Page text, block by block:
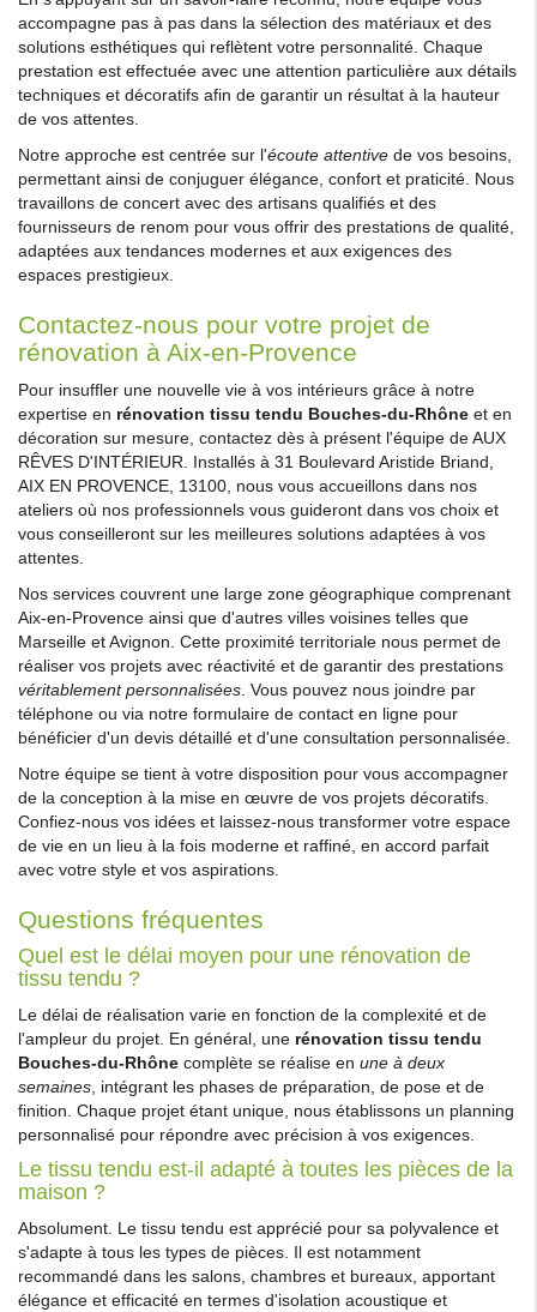
accompagne pas à pas dans la sélection des matériaux et des
solutions esthétiques qui reflètent votre personnalité. Chaque
prestation est effectuée avec une attention particulière aux détails
techniques et décoratifs afin de garantir un résultat à la hauteur
de vos attentes.
Notre approche est centrée sur l'écoute attentive de vos besoins,
permettant ainsi de conjuguer élégance, confort et praticité. Nous
travaillons de concert avec des artisans qualifiés et des
fournisseurs de renom pour vous offrir des prestations de qualité,
adaptées aux tendances modernes et aux exigences des
espaces prestigieux.
Contactez-nous pour votre projet de
rénovation à Aix-en-Provence
Pour insuffler une nouvelle vie à vos intérieurs grâce à notre
expertise en rénovation tissu tendu Bouches-du-Rhône et en
décoration sur mesure, contactez dès à présent l'équipe de AUX
RÊVES D'INTÉRIEUR. Installés à 31 Boulevard Aristide Briand,
AIX EN PROVENCE, 13100, nous vous accueillons dans nos
ateliers où nos professionnels vous guideront dans vos choix et
vous conseilleront sur les meilleures solutions adaptées à vos
attentes.
Nos services couvrent une large zone géographique comprenant
Aix-en-Provence ainsi que d'autres villes voisines telles que
Marseille et Avignon. Cette proximité territoriale nous permet de
réaliser vos projets avec réactivité et de garantir des prestations
véritablement personnalisées . Vous pouvez nous joindre par
téléphone ou via notre formulaire de contact en ligne pour
bénéficier d'un devis détaillé et d'une consultation personnalisée.
Notre équipe se tient à votre disposition pour vous accompagner
de la conception à la mise en œuvre de vos projets décoratifs.
Confiez-nous vos idées et laissez-nous transformer votre espace
de vie en un lieu à la fois moderne et raffiné, en accord parfait
avec votre style et vos aspirations.
Questions fréquentes
Quel est le délai moyen pour une rénovation de
tissu tendu ?
Le délai de réalisation varie en fonction de la complexité et de
l'ampleur du projet. En général, une rénovation tissu tendu
Bouches-du-Rhône complète se réalise en une à deux
semaines , intégrant les phases de préparation, de pose et de
finition. Chaque projet étant unique, nous établissons un planning
personnalisé pour répondre avec précision à vos exigences.
Le tissu tendu est-il adapté à toutes les pièces de la
maison ?
Absolument. Le tissu tendu est apprécié pour sa polyvalence et
s'adapte à tous les types de pièces. Il est notamment
recommandé dans les salons, chambres et bureaux, apportant
élégance et efficacité en termes d'isolation acoustique et